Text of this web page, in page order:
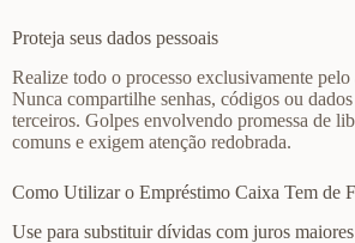
Proteja seus dados pessoais
Realize todo o processo exclusivamente
Nunca compartilhe senhas, códigos ou
terceiros. Golpes envolvendo promessa de
comuns e exigem atenção redobrada.
Como Utilizar o Empréstimo Caixa Tem de
Use para substituir dívidas com juros maiores